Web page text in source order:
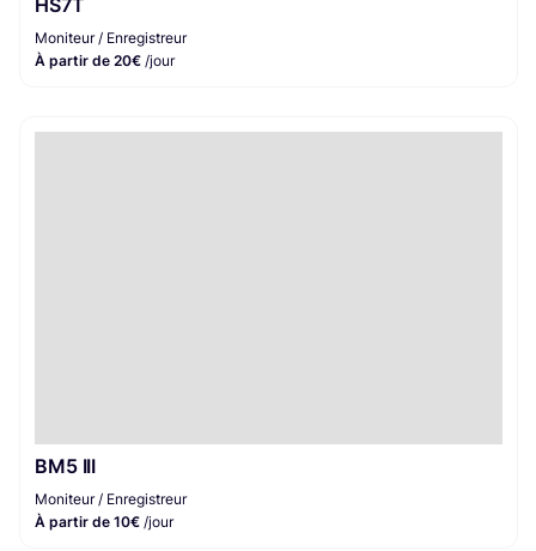
HS7T
Moniteur / Enregistreur
À partir de 20€ /jour
BM5 III
Moniteur / Enregistreur
À partir de 10€ /jour